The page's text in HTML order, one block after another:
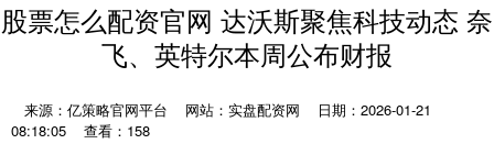
股票怎么配资官网 达沃斯聚焦科技动态 奈
飞、英特尔本周公布财报
来源：亿策略官网平台 网站：实盘配资网
日期：2026-01-21
08:18:05
查看：158